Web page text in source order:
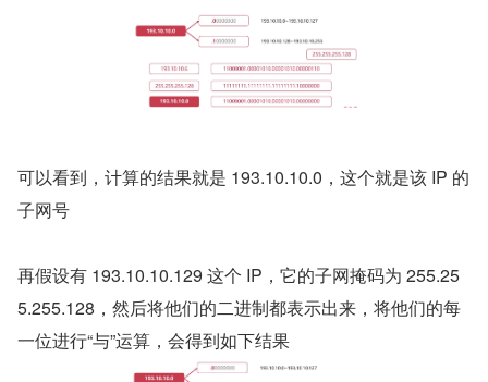
可以看到，计算的结果就是 193.10.10.0，这个就是该 IP 的
子网号
再假设有 193.10.10.129 这个 IP，它的子网掩码为 255.25
5.255.128，然后将他们的二进制都表示出来，将他们的每
一位进行“与”运算，会得到如下结果